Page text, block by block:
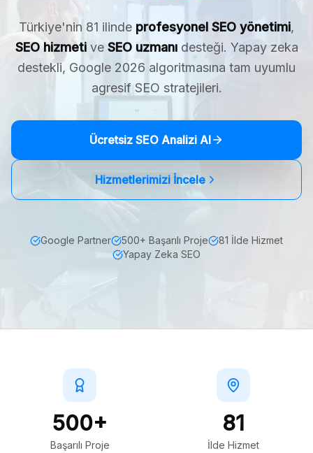
Türkiye'nin 81 ilinde profesyonel SEO yönetimi,
SEO hizmetive SEO uzmanıdesteği. Yapay zeka
destekli, Google 2026 algoritmasına tam uyumlu
agresif SEO stratejileri.
Ücretsiz SEO Analizi Al
Hizmetlerimizi İncele
Google Partner 500+ Başarılı Proje
81 İlde Hizmet
Yapay Zeka SEO
500+
Başarılı Proje
81
İlde Hizmet